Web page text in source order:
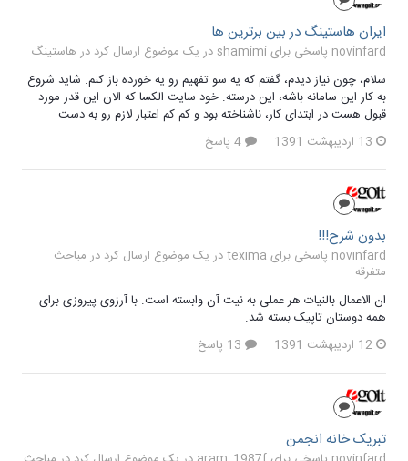
ایران هاستینگ در بین برترین ها
novinfard پاسخی برای shamimi در یک موضوع ارسال کرد در
هاستینگ
سلام، چون نیاز دیدم، گفتم که یه سو تفهیم رو یه خورده باز کنم. شاید شروع
به کار این سامانه باشه، این درسته. خود سایت الکسا که الان این قدر مورد
قبول هست در ابتدای کار، ناشناخته بود و کم کم اعتبار لازم رو به دست...
13 اردیبهشت 1391
بدون شرح!!!
novinfard پاسخی برای texima در یک موضوع ارسال کرد در
مباحث
متفرقه
ان الاعمال بالنیات هر عملی به نیت آن وابسته است. با آرزوی پیروزی برای
همه دوستان تاپیک بسته شد.
12 اردیبهشت 1391
تبریک خانه انجمن